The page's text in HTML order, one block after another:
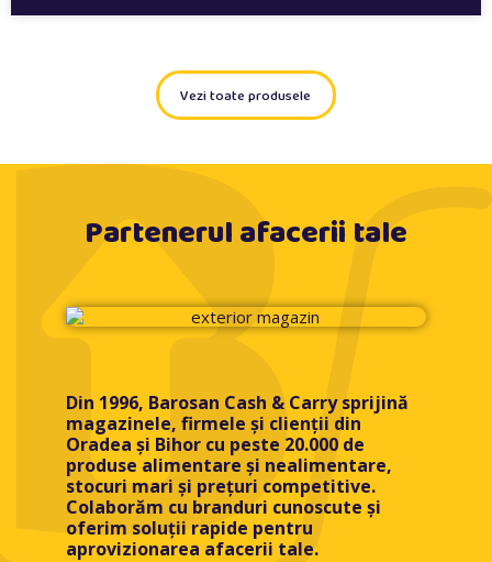
Vezi toate produsele
Partenerul afacerii tale
Din 1996, Barosan Cash & Carry sprijină
magazinele, firmele și clienții din
Oradea și Bihor cu peste 20.000 de
produse alimentare și nealimentare,
stocuri mari și prețuri competitive.
Colaborăm cu branduri cunoscute și
oferim soluții rapide pentru
aprovizionarea afacerii tale.